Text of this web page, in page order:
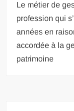
Le métier de
profession qui
années en
accordée à la
patrimoine